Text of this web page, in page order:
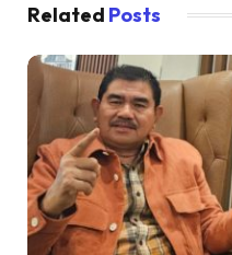
Related Posts